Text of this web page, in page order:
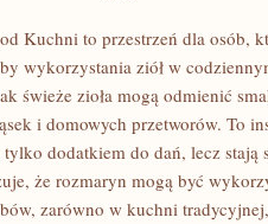
Kuchni to przestrzeń dla osób,
wykorzystania ziół w
świeże zioła mogą odmienić
i domowych przetworów. To
tylko dodatkiem do dań, lecz stają
że rozmaryn mogą być
zarówno w kuchni